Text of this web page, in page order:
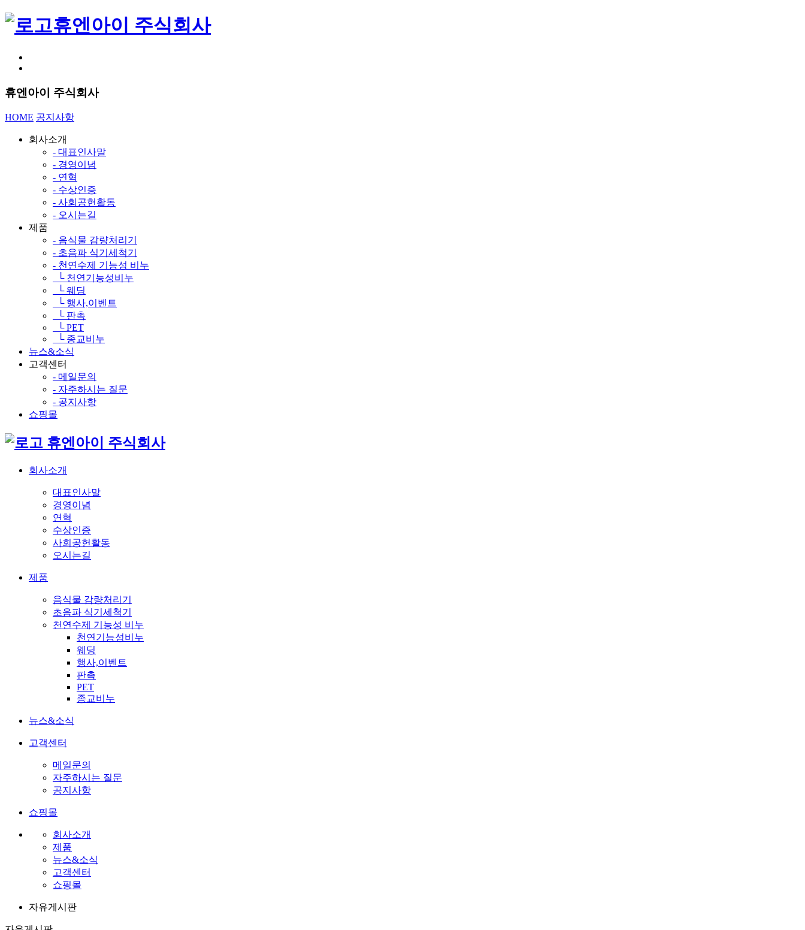
휴엔아이 주식회사
휴엔아이 주식회사
HOME 공지사항
회사소개
- 대표인사말
- 경영이념
- 연혁
- 수상인증
- 사회공헌활동
- 오시는길
제품
- 음식물 감량처리기
- 초음파 식기세척기
- 천연수제 기능성 비누
└ 천연기능성비누
└ 웨딩
└ 행사,이벤트
└ 판촉
└ PET
└ 종교비누
뉴스&소식
고객센터
- 메일문의
- 자주하시는 질문
- 공지사항
쇼핑몰
휴엔아이 주식회사
회사소개
대표인사말
경영이념
연혁
수상인증
사회공헌활동
오시는길
제품
음식물 감량처리기
초음파 식기세척기
천연수제 기능성 비누
천연기능성비누
웨딩
행사,이벤트
판촉
PET
종교비누
뉴스&소식
고객센터
메일문의
자주하시는 질문
공지사항
쇼핑몰
회사소개
제품
뉴스&소식
고객센터
쇼핑몰
자유게시판